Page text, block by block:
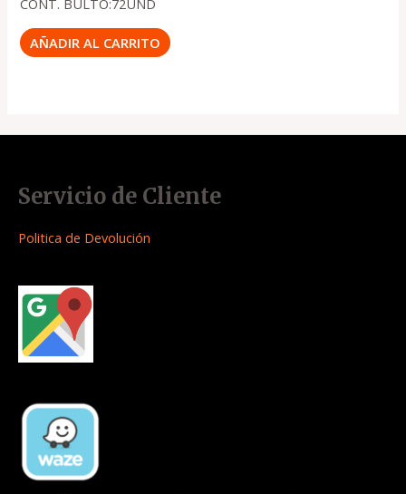
CONT. BULTO:72UND
AÑADIR AL CARRITO
Servicio de Cliente
Politica de Devolución